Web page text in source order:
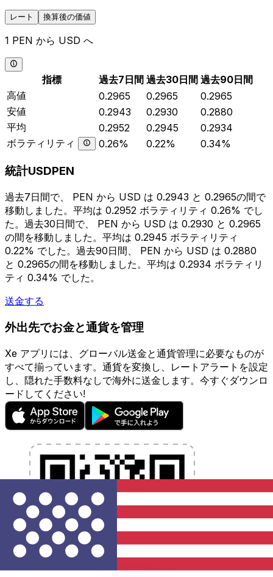
レート 換算後の価値
1 PEN から USD へ
指標 過去7日間 過去30日間 過去90日間
高値
0.2965 0.2965
0.2965
安値
0.2943 0.2930
0.2880
平均
0.2952 0.2945
0.2934
ボラティリティ
0.26% 0.22% 0.34%
統計USDPEN
過去7日間で、 PEN から USD は 0.2943 と 0.2965の間で
移動しました。平均は 0.2952 ボラティリティ 0.26% でし
た。過去30日間で、 PEN から USD は 0.2930 と 0.2965
の間を移動しました。平均は 0.2945 ボラティリティ
0.22% でした。過去90日間、 PEN から USD は 0.2880
と 0.2965の間を移動しました。平均は 0.2934 ボラティリ
ティ 0.34% でした。
送金する
外出先でお金と通貨を管理
Xe アプリには、グローバル送金と通貨管理に必要なものが
すべて揃っています。通貨を変換し、レートアラートを設定
し、隠れた手数料なしで海外に送金します。今すぐダウンロ
ードしてください!